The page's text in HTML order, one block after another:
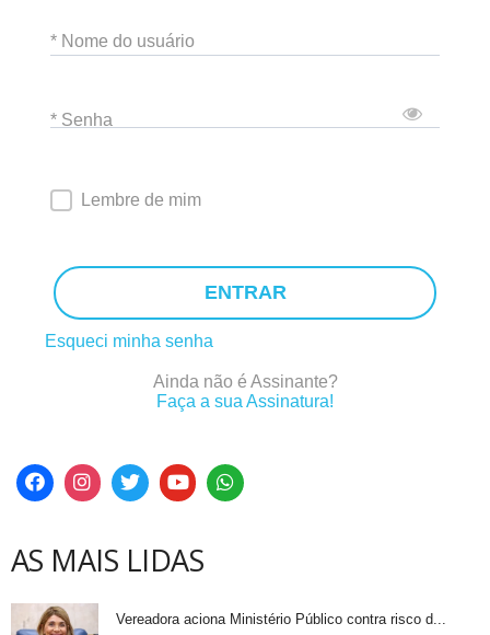
* Nome do usuário
* Senha
Lembre de mim
ENTRAR
Esqueci minha senha
Ainda não é Assinante?
Faça a sua Assinatura!
AS MAIS LIDAS
Vereadora aciona Ministério Público contra risco d...